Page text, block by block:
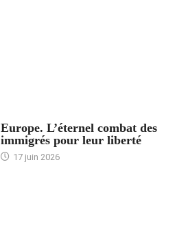
Europe. L’éternel combat des
immigrés pour leur liberté
17 juin 2026